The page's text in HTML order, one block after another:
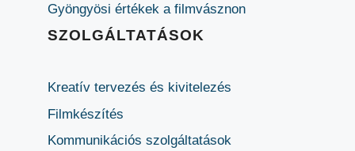
Gyöngyösi értékek a filmvásznon
SZOLGÁLTATÁSOK
Kreatív tervezés és kivitelezés
Filmkészítés
Kommunikációs szolgáltatások